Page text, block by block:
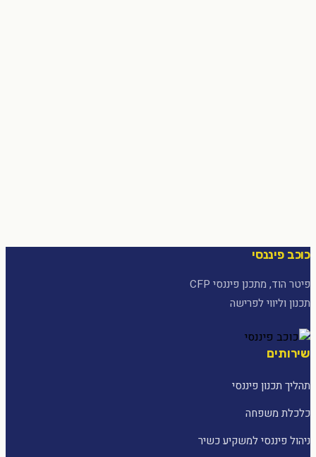
כוכב פיננסי
פיטר הוד, מתכנן פיננסי CFP
תכנון וליווי לפרישה
שירותים
תהליך תכנון פיננסי
כלכלת משפחה
ניהול פיננסי למשקיע כשיר